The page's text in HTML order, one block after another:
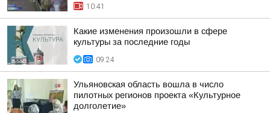
10:41
Какие изменения произошли в сфере
культуры за последние годы
09:24
Ульяновская область вошла в число
пилотных регионов проекта «Культурное
долголетие»